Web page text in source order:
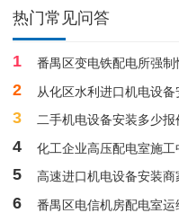
热门常见问答
1 番禺区变电铁配电所强
2 从化区水利进口机电设
3 二手机电设备安装多少报
4 化工企业高压配电室施工
5 高速进口机电设备安装
6 番禺区电信机房配电室运